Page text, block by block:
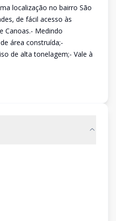
localização no bairro São
de fácil acesso às
Canoas.- Medindo
área construída;-
de alta tonelagem;- Vale à